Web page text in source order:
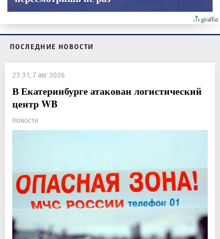
ПОСЛЕДНИЕ НОВОСТИ
23:31, 7 авг 2026
В Екатеринбурге атакован логистический
центр WB
Новости